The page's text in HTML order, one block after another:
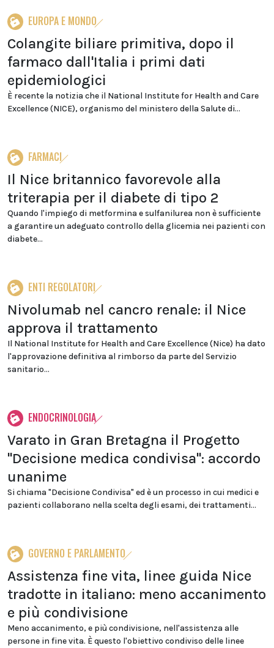
EUROPA E MONDO
Colangite biliare primitiva, dopo il
farmaco dall'Italia i primi dati
epidemiologici
È recente la notizia che il National Institute for Health and Care
Excellence (NICE), organismo del ministero della Salute di...
FARMACI
Il Nice britannico favorevole alla
triterapia per il diabete di tipo 2
Quando l'impiego di metformina e sulfanilurea non è sufficiente
a garantire un adeguato controllo della glicemia nei pazienti con
diabete...
ENTI REGOLATORI
Nivolumab nel cancro renale: il Nice
approva il trattamento
Il National Institute for Health and Care Excellence (Nice) ha dato
l'approvazione definitiva al rimborso da parte del Servizio
sanitario...
ENDOCRINOLOGIA
Varato in Gran Bretagna il Progetto
"Decisione medica condivisa": accordo
unanime
Si chiama "Decisione Condivisa" ed è un processo in cui medici e
pazienti collaborano nella scelta degli esami, dei trattamenti...
GOVERNO E PARLAMENTO
Assistenza fine vita, linee guida Nice
tradotte in italiano: meno accanimento
e più condivisione
Meno accanimento, e più condivisione, nell'assistenza alle
persone in fine vita. È questo l'obiettivo condiviso delle linee